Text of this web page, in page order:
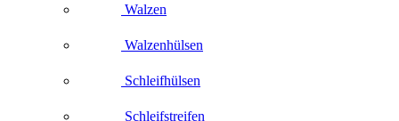
Walzen
Walzenhülsen
Schleifhülsen
Schleifstreifen